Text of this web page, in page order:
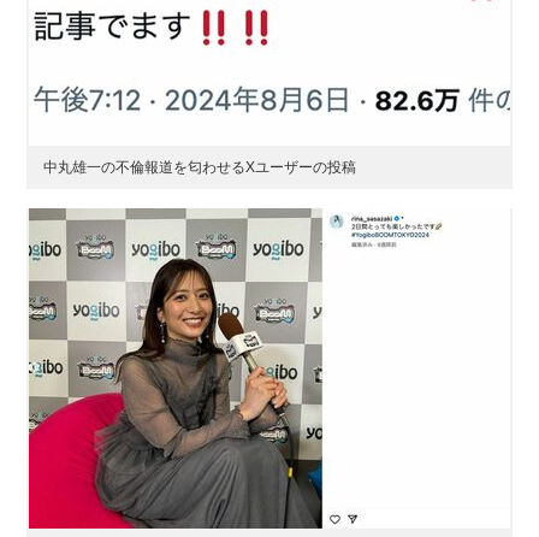
中丸雄一の不倫報道を匂わせるXユーザーの投稿